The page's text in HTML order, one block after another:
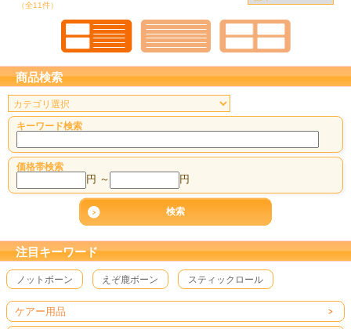
（全11件）
商品検索
キーワード検索
価格帯検索
円 ～ 円
注目キーワード
ノットボーン えぞ鹿ボーン スティックロール
ケアー用品